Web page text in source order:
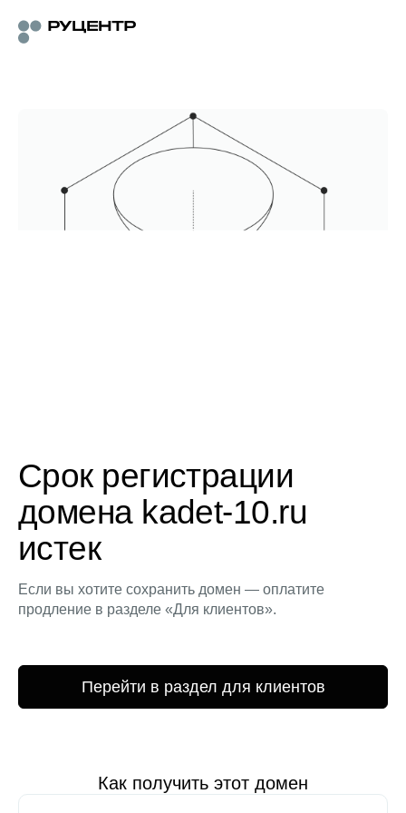
Срок регистрации
домена kadet-10.ru
истек
Если вы хотите сохранить домен — оплатите
продление в разделе «Для клиентов».
Перейти в раздел для клиентов
Как получить этот домен